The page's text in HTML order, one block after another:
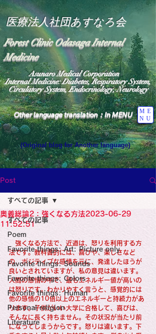
医療法人社団あすなろ会
Forest Clinic Odasaga Internal
Medicine
Other language translation：In MENU
ME
NU
Asunaro Medical Corporation
Internal Medicine: Diabetes, Respiratory System,
Circulatory System, Endocrinology, Neurology
(Original blog for Another language)
Heavens: Beyond the Universe: The World
the God of Light Resides"
Medicine Specialist
Specialist
Wide Blog
Medicine
Religion
Post
すべての記事
Poem
Favorite things: Art: Picture only
Favorite things: Sounds
Favorite things: Colors
Favorite things: Human
Personal religion
Literature
すべての記事
奥義総論2：強くなる方法2023-06-29
11:52:51
強くなる方法で、近道は、怒りを利用する方
法です。教科書的には、喜びや、楽しさなど
の、ポジティブな感情を元に、発達したほうが
良いとされていますが、私の意見は違います。
人間の感情の中で、最もエネルギー値が高いの
は怒りです。わかりやすく言うと、感覚的には
他の感情の10倍以上のエネルギーと持続力があ
ります。子供がいい大学に合格して、喜びは、
そんなに長く持ちません。その状況が当たり前
になってしまうからです。怒りは違います。下